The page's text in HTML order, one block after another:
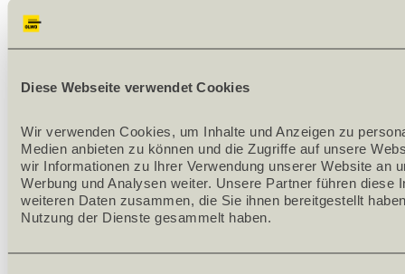
Diese Webseite verwendet Cookies
Wir verwenden Cookies, um Inhalte und Anzeigen zu
Medien anbieten zu können und die Zugriffe auf unsere
wir Informationen zu Ihrer Verwendung unserer Website an
Werbung und Analysen weiter. Unsere Partner führen diese
weiteren Daten zusammen, die Sie ihnen bereitgestellt
Nutzung der Dienste gesammelt haben.
HERHOLZ-TÜR DECORA VITAL RIPPED-EICHE
142623
Stärke [mm] 40
Länge [mm] 2010
Breite [mm] 900
Bandseite links
Dekor Decora Vital Ripped-Eiche